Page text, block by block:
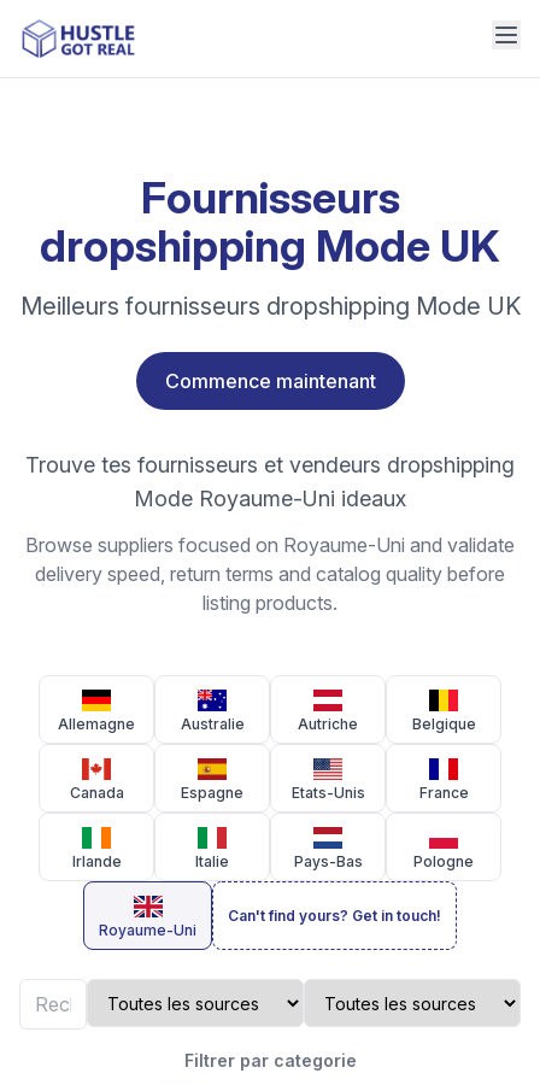
Fournisseurs
dropshipping Mode UK
Meilleurs fournisseurs dropshipping Mode UK
Commence maintenant
Trouve tes fournisseurs et vendeurs dropshipping
Mode Royaume-Uni ideaux
Browse suppliers focused on Royaume-Uni and validate
delivery speed, return terms and catalog quality before
listing products.
Allemagne Australie Autriche Belgique
Canada Espagne Etats-Unis France
Irlande Italie Pays-Bas Pologne
Royaume-Uni
Can't find yours? Get in touch!
Filtrer par categorie